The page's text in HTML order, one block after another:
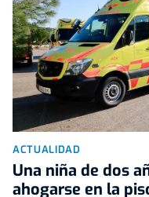
ACTUALIDAD
Una niña de dos
ahogarse en la